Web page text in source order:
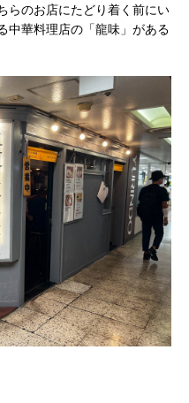
らのお店にたどり着く前にい
中華料理店の「龍味」がある